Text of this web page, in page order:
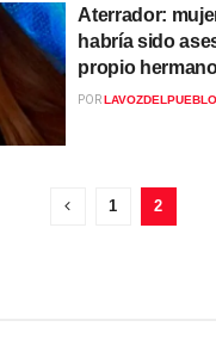
Aterrador:
habría sido
propio
PORLAVOZDELPUEBLO
1 2